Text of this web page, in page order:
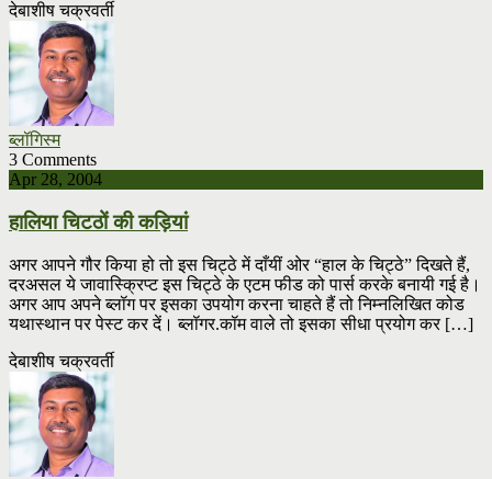
देबाशीष चक्रवर्ती
ब्लॉगिस्म
3 Comments
Apr 28, 2004
हालिया चिटठों की कड़ियां
अगर आपने गौर किया हो तो इस चिट्ठे में दाँयीं ओर “हाल के चिट्ठे” दिखते हैं,
दरअसल ये जावास्क्रिप्ट इस चिट्ठे के एटम फीड को पार्स करके बनायी गई है।
अगर आप अपने ब्लॉग पर इसका उपयोग करना चाहते हैं तो निम्नलिखित कोड
यथास्थान पर पेस्ट कर दें। ब्लॉगर.कॉम वाले तो इसका सीधा प्रयोग कर […]
देबाशीष चक्रवर्ती